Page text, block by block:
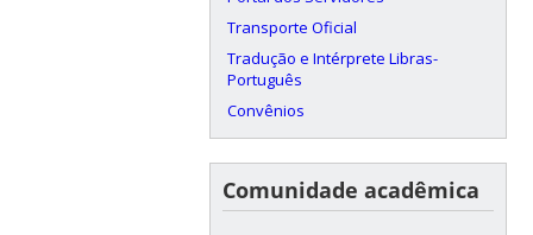
Transporte Oficial
Tradução e Intérprete Libras-
Português
Convênios
Comunidade acadêmica